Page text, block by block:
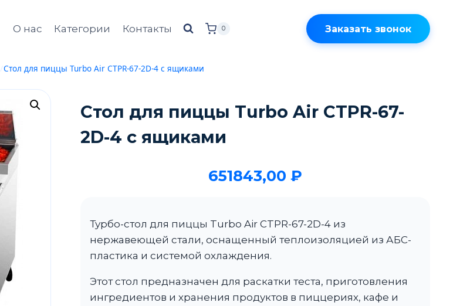
О нас Категории Контакты 0 Заказать звонок
/Стол для пиццы Turbo Air CTPR-67-2D-4 c ящиками
Стол для пиццы Turbo Air CTPR-67-
2D-4 c ящиками
651843,00 ₽
Турбо-стол для пиццы Turbo Air CTPR-67-2D-4 из
нержавеющей стали, оснащенный теплоизоляцией из АБС-
пластика и системой охлаждения.
Этот стол предназначен для раскатки теста, приготовления
ингредиентов и хранения продуктов в пиццериях, кафе и